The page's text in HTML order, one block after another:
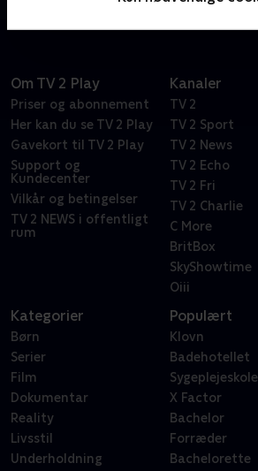
Om TV 2 Play
Priser og abonnement
Her kan du se TV 2 Play
Gavekort til TV 2 Play
Support og
Kundecenter
Vilkår og betingelser
TV 2 NEWS i offentligt
rum
Kanaler
TV 2
TV 2 Sport
TV 2 News
TV 2 Echo
TV 2 Fri
TV 2 Charlie
C More
BritBox
SkyShowtime
Oiii
Kategorier
Børn
Serier
Film
Dokumentar
Reality
Livsstil
Underholdning
Populært
Klovn
Badehotellet
X Factor
Bachelor
Forræder
Bachelorette